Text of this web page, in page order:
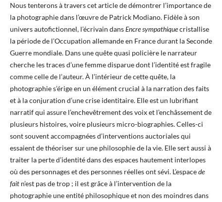
Nous tenterons à travers cet article de démontrer l’importance de
la photographie dans l’œuvre de Patrick Modiano. Fidèle à son
univers autofictionnel, l’écrivain dansEncre sympathiquecristallise
la période de l’Occupation allemande en France durant la Seconde
Guerre mondiale. Dans une quête quasi policière le narrateur
cherche les traces d’une femme disparue dont l’identité est fragile
comme celle de l’auteur. À l’intérieur de cette quête, la
photographie s’érige en un élément crucial à la narration des faits
et à la conjuration d’une crise identitaire. Elle est un lubrifiant
narratif qui assure l’enchevêtrement des voix et l’enchâssement de
plusieurs histoires, voire plusieurs micro-biographies. Celles-ci
sont souvent accompagnées d’interventions auctoriales qui
essaient de théoriser sur une philosophie de la vie. Elle sert aussi à
traiter la perte d’identité dans des espaces hautement interlopes
où des personnages et des personnes réelles ont sévi. L’espacede
faitn’est pas de trop ; il est grâce à l’intervention de la
photographie une entité philosophique et non des moindres dans